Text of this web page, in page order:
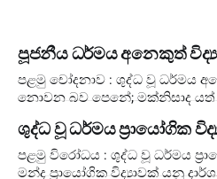
පූජනීය ධර්මය අනෙකුත්
පළමු චෝදනාව : ශුද්ධ වූ ධර්මය
නොවන බව පෙනේ; මක්නිසාද යත්
ශුද්ධ වූ ධර්මය ප්‍රායෝගික
පළමු විරෝධය : ශුද්ධ වූ ධර්මය
මන්ද ප්‍රායෝගික විද්‍යාවක් යනු